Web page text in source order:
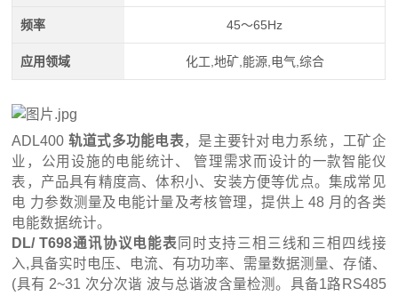
频率 45～65Hz
应用领域 化工,地矿,能源,电气,综合
ADL400 轨道式多功能电表，是主要针对电力系统，工矿企
业，公用设施的电能统计、 管理需求而设计的一款智能仪
表，产品具有精度高、体积小、安装方便等优点。集成常见
电 力参数测量及电能计量及考核管理，提供上 48 月的各类
电能数据统计。
DL/ T698通讯协议电能表 同时支持三相三线和三相四线接
入,具备实时电压、电流、有功功率、需量数据测量、存储、
(具有 2~31 次分次谐 波与总谐波含量检测。具备1路RS485